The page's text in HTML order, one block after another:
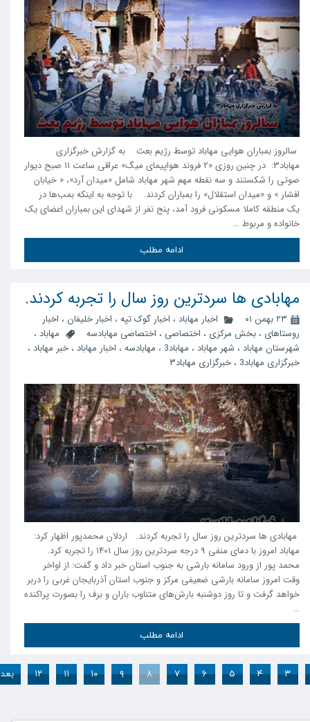
سالروز بمباران هوایی مهاباد توسط رژیم بعث به گزارش خبرگزاری
مهاباد۳: در چنین روزی «۲ فروند هواپیمای میگ» عراقی ساعت ۱۱ صبح دیوار
صوتی را شکستند و سه نقطه مهم شهر مهاباد شامل «میدان آرد»، « خیابان
افشار » و «میدان استقلال» را بمباران کردند. با توجه به اینکه بمب‌ها در
یک منطقه کاملا مسکونی فرود آمد، پنج نفر از شهدای این بمباران اعضای یک
خانواده و مربوط …
ادامه مطلب
مهابادی ها سردترین روز سال را تجربه کردند.
۲۳ بهمن ۰۱ اخبار مهاباد ، اخبار گوک تپه ، اخبار خلیفان ، اخبار
روستاهای ، بخش مرکزی ، اختصاصی ، اختصاصی مهابادسه مهاباد ،
شهرستان مهاباد ، شهر مهاباد ، مهاباد3 ، مهابادسه ، اخبار مهاباد ، خبر مهاباد ،
خبرگزاری مهاباد3 ، خبرگزاری مهاباد۳
مهابادی ها سردترین روز سال را تجربه کردند. اردلان محمدپور اظهار کرد:
مهاباد امروز با دمای منفی 9 درجه سردترین روز سال 1401 را تجربه کرد.
محمد پور از ورود سامانه بارشی به جنوب استان خبر داد و گفت: از اواخر
وقت امروز سامانه بارشی ضعیفی مرکز و جنوب استان آذربایجان غربی را دربر
خواهد گرفت و تا روز دوشنبه بارش‌های متناوب باران و برف را بصورت پراکنده
…
ادامه مطلب
۳ ۴ ۵ ۶ ۷ ۸ ۹ ۱۰ ۱۱ ۱۲